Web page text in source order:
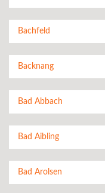
Bachfeld
Backnang
Bad Abbach
Bad Aibling
Bad Arolsen